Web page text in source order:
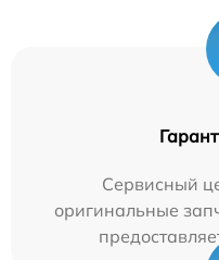
Сервисный
оригинальные